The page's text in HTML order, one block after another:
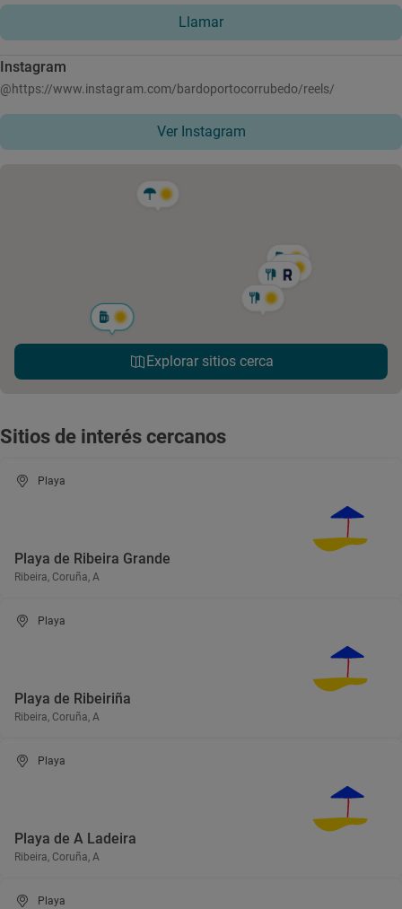
Llamar
Instagram
@https://www.instagram.com/bardoportocorrubedo/reels/
Ver Instagram
Explorar sitios cerca
Sitios de interés cercanos
Playa
Playa de Ribeira Grande
Ribeira, Coruña, A
Playa
Playa de Ribeiriña
Ribeira, Coruña, A
Playa
Playa de A Ladeira
Ribeira, Coruña, A
Playa